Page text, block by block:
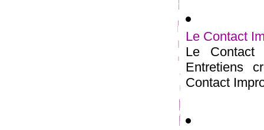
Le Contact
Le Contact
Entretiens
Contact